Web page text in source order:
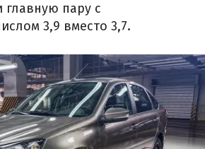
пару с
3,9 вместо 3,7.